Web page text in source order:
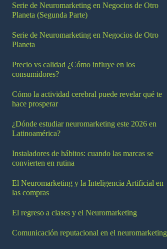
Serie de Neuromarketing en Negocios de Otro
Planeta (Segunda Parte)
Serie de Neuromarketing en Negocios de Otro
Planeta
Precio vs calidad ¿Cómo influye en los
consumidores?
Cómo la actividad cerebral puede revelar qué te
hace prosperar
¿Dónde estudiar neuromarketing este 2026 en
Latinoamérica?
Instaladores de hábitos: cuando las marcas se
convierten en rutina
El Neuromarketing y la Inteligencia Artificial en
las compras
El regreso a clases y el Neuromarketing
Comunicación reputacional en el neuromarketing